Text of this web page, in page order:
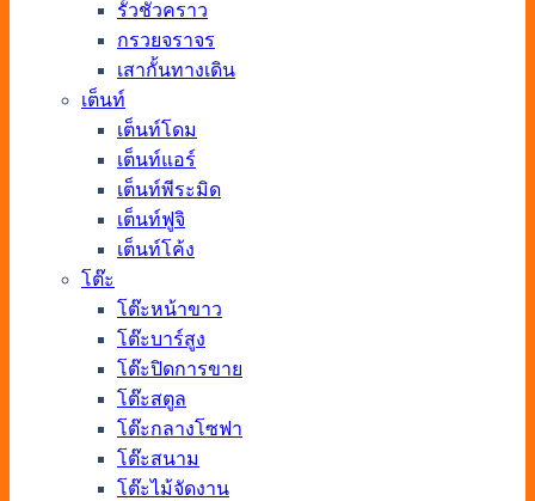
รั้วชั่วคราว
กรวยจราจร
เสากั้นทางเดิน
เต็นท์
เต็นท์โดม
เต็นท์แอร์
เต็นท์พีระมิด
เต็นท์ฟูจิ
เต็นท์โค้ง
โต๊ะ
โต๊ะหน้าขาว
โต๊ะบาร์สูง
โต๊ะปิดการขาย
โต๊ะสตูล
โต๊ะกลางโซฟา
โต๊ะสนาม
โต๊ะไม้จัดงาน